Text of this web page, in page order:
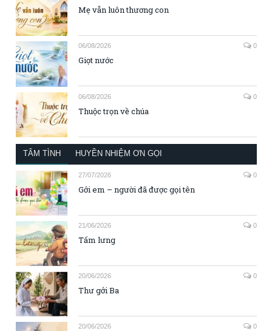
Mẹ vẫn luôn thương con
06/08/2026 0
Giọt nước
06/08/2026 0
Thuộc trọn về chúa
TÂM TÌNH HUYỀN NHIỆM ƠN GỌI
27/07/2026 0
Gởi em – người đã được gọi tên
21/06/2026 0
Tấm lưng
20/06/2026 0
Thư gởi Ba
20/06/2026 0